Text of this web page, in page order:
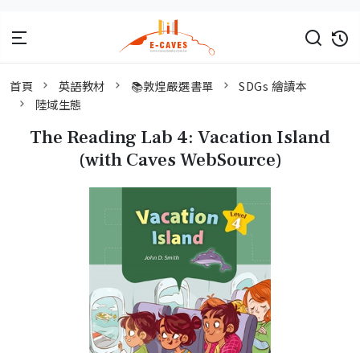
首頁 英語教材 📚敦煌嚴選書單
SDGs 繪讀本
陸域生態
The Reading Lab 4: Vacation Island
(with Caves WebSource)